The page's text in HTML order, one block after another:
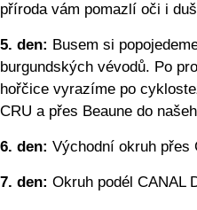
příroda vám pomazlí oči i
5. den: Busem si
burgundských vévodů. Po
hořčice vyrazíme po
CRU a přes Beaune do
6. den: Východní okruh přes
7. den: Okruh podél CANAL